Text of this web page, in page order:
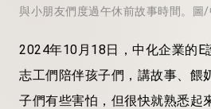
與小朋友們度過午休前故事時間。圖
2024年10月18日，中化企業的E
志工們陪伴孩子們，講故事、餵
子們有些害怕，但很快就熟悉起